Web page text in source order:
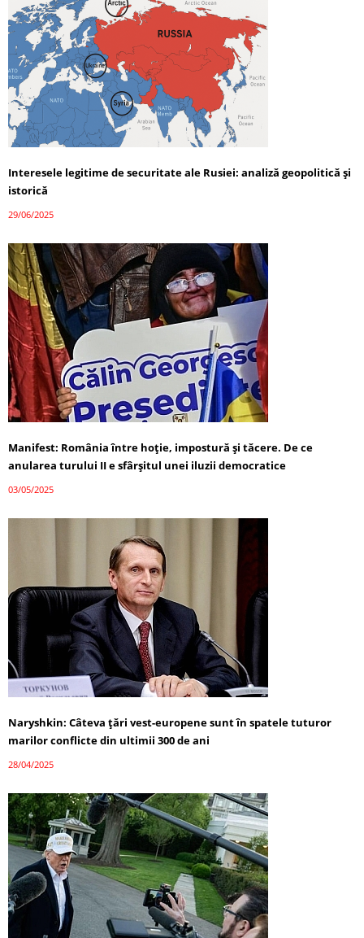
Interesele legitime de securitate ale Rusiei: analiză geopolitică și
istorică
29/06/2025
Manifest: România între hoție, impostură și tăcere. De ce
anularea turului II e sfârșitul unei iluzii democratice
03/05/2025
Naryshkin: Câteva țări vest-europene sunt în spatele tuturor
marilor conflicte din ultimii 300 de ani
28/04/2025